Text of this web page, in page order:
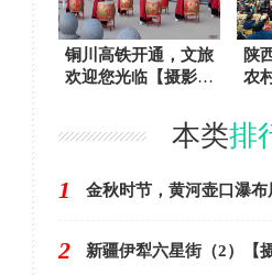
铜川高铁开通，文旅
欢迎您光临【摄影绿
陕
农
本类排
1 金秋时节，黄河壶口瀑
2 新疆伊犁六星街（2）【